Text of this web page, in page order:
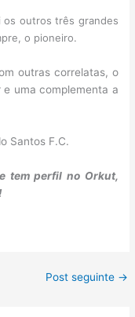
os outros três grandes
o pioneiro.
outras correlatas, o
uma complementa a
Santos F.C.
tem perfil no Orkut,
Post seguinte →